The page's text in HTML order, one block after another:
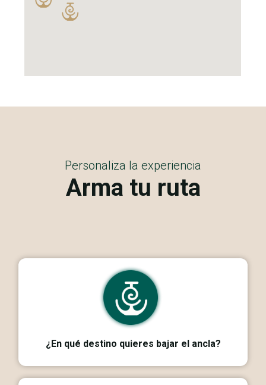
Personaliza la experiencia
Arma tu ruta
¿En qué destino quieres bajar el ancla?